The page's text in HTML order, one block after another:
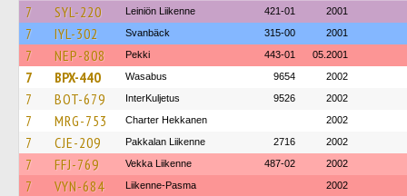
7 SYL-220 Leiniön Liikenne 421-01 2001
7 IYL-302 Svanbäck 315-00 2001
7 NEP-808 Pekki 443-01 05.2001
7 BPX-440 Wasabus 9654 2002
7 BOT-679 InterKuljetus 9526 2002
7 MRG-753 Charter Hekkanen 2002
7 CJE-209 Pakkalan Liikenne 2716 2002
7 FFJ-769 Vekka Liikenne 487-02 2002
7 VYN-684 Liikenne-Pasma 2002